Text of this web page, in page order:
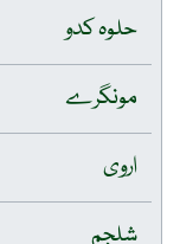
حلوہ کدو
مونگرے
اروی
شلجم